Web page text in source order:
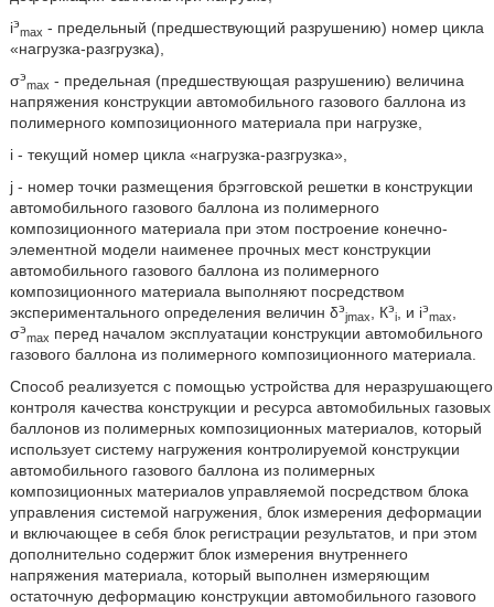
iэ
max - предельный (предшествующий разрушению) номер цикла
«нагрузка-разгрузка),
σэ
max - предельная (предшествующая разрушению) величина
напряжения конструкции автомобильного газового баллона из
полимерного композиционного материала при нагрузке,
i - текущий номер цикла «нагрузка-разгрузка»,
j - номер точки размещения брэгговской решетки в конструкции
автомобильного газового баллона из полимерного
композиционного материала при этом построение конечно-
элементной модели наименее прочных мест конструкции
автомобильного газового баллона из полимерного
композиционного материала выполняют посредством
экспериментального определения величин δэ
jmax , Кэ
i, и iэ
max
σэ
max перед началом эксплуатации конструкции автомобильного
газового баллона из полимерного композиционного материала.
Способ реализуется с помощью устройства для неразрушающего
контроля качества конструкции и ресурса автомобильных газовых
баллонов из полимерных композиционных материалов, который
использует систему нагружения контролируемой конструкции
автомобильного газового баллона из полимерных
композиционных материалов управляемой посредством блока
управления системой нагружения, блок измерения деформации
и включающее в себя блок регистрации результатов, и при этом
дополнительно содержит блок измерения внутреннего
напряжения материала, который выполнен измеряющим
остаточную деформацию конструкции автомобильного газового